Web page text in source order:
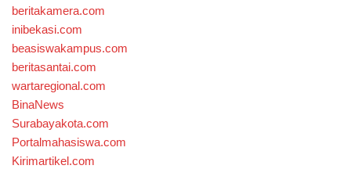
beritakamera.com
inibekasi.com
beasiswakampus.com
beritasantai.com
wartaregional.com
BinaNews
Surabayakota.com
Portalmahasiswa.com
Kirimartikel.com